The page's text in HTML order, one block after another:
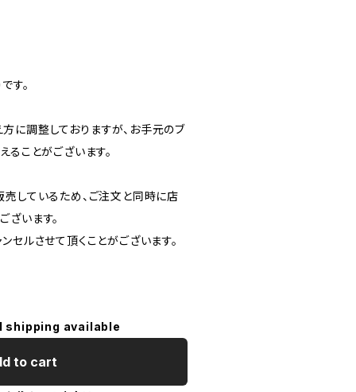
す。
に調整しておりますが、お手元のブ
ることがございます。
しているため、ご注文と同時に店
ざいます。
セルさせて頂くことがございます。
shipping available
to cart